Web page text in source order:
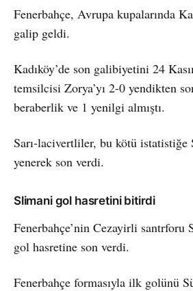
Fenerbahçe, Avrupa kupalarında
galip geldi.
Kadıköy’de son galibiyetini 24
temsilcisi Zorya’yı 2-0 yendikten
beraberlik ve 1 yenilgi almıştı.
Sarı-lacivertliler, bu kötü
yenerek son verdi.
Slimani gol hasretini bitirdi
Fenerbahçe’nin Cezayirli santrforu
gol hasretine son verdi.
Fenerbahçe formasıyla ilk golünü